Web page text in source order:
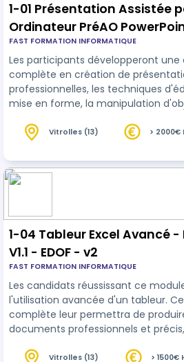
1-01 Présentation Assistée par
Ordinateur PréAO
Standard - ICDL (3j) - v6.1 -
FAST FORMATION INFORMATIQUE
Les participants développeront une
complète en création de
professionnelles, les techniques
mise en forme, la manipulation
dynamiques et l'impression
Vitrolles (13) > 2000€
1-04 Tableur Excel Avancé - ICDL (2j) -
V1.1 - EDOF - v2
FAST FORMATION INFORMATIQUE
Les candidats réussissant ce
l'utilisation avancée d'un tableur.
complète leur permettra de
documents professionnels et
tableur.
Vitrolles (13) > 1500€